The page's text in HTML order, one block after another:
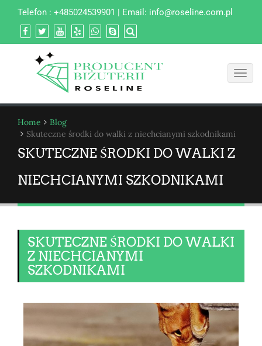
Telefon : +485024539901 | Email: info@roseline.com.pl
Home
Blog
Skuteczne środki do walki z niechcianymi szkodnikami
SKUTECZNE ŚRODKI DO WALKI Z
NIECHCIANYMI SZKODNIKAMI
SKUTECZNE ŚRODKI DO WALKI
Z NIECHCIANYMI
SZKODNIKAMI